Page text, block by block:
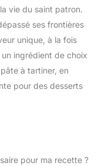
vie du saint patron.
ses frontières
unique, à la fois
ingrédient de choix
à tartiner, en
pour des desserts
pour ma recette ?